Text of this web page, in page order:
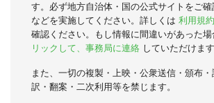
す。必ず地方自治体・国の公式サイトをご
などを実施してください。詳しくは 利用規
確認ください。もし情報に間違いがあった場
リックして、事務局に連絡 していただけま
また、一切の複製・上映・公衆送信・頒布
訳・翻案・二次利用等を禁じます。